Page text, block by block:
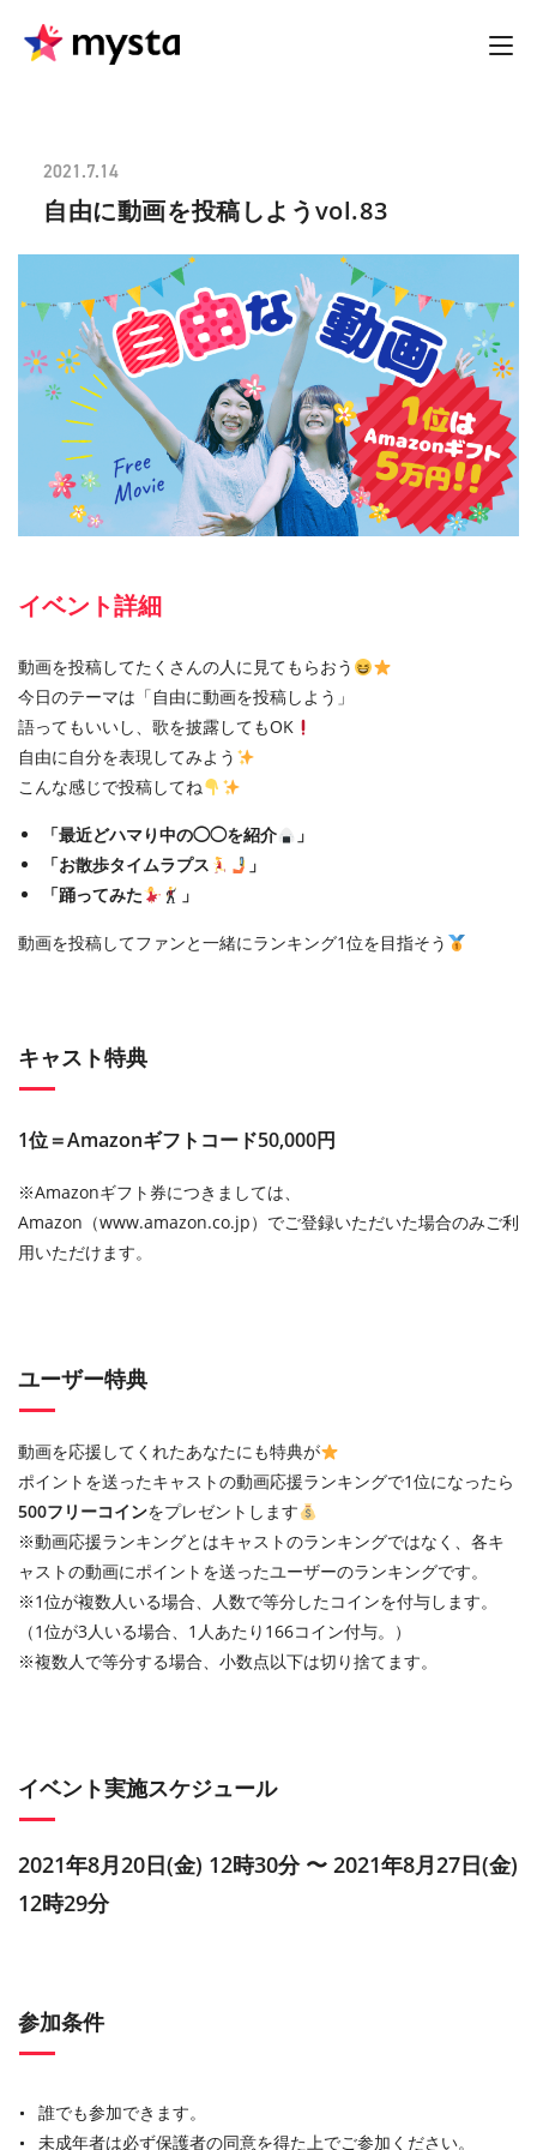
2021.7.14
自由に動画を投稿しようvol.83
イベント詳細
動画を投稿してたくさんの人に見てもらおう
今日のテーマは「自由に動画を投稿しよう」
語ってもいいし、歌を披露してもOK
自由に自分を表現してみよう
こんな感じで投稿してね
「最近どハマり中の◯◯を紹介
」
「お散歩タイムラプス
」
「踊ってみた
」
動画を投稿してファンと一緒にランキング1位を目指そう
キャスト特典
1位＝Amazonギフトコード50,000円
※Amazonギフト券につきましては、
Amazon（www.amazon.co.jp）でご登録いただいた場合のみご利
用いただけます。
ユーザー特典
動画を応援してくれたあなたにも特典が
ポイントを送ったキャストの動画応援ランキングで1位になったら
500フリーコインをプレゼントします
※動画応援ランキングとはキャストのランキングではなく、各キ
ャストの動画にポイントを送ったユーザーのランキングです。
※1位が複数人いる場合、人数で等分したコインを付与します。
（1位が3人いる場合、1人あたり166コイン付与。）
※複数人で等分する場合、小数点以下は切り捨てます。
イベント実施スケジュール
2021年8月20日(金) 12時30分 〜 2021年8月27日(金)
12時29分
参加条件
誰でも参加できます。
未成年者は必ず保護者の同意を得た上でご参加ください。